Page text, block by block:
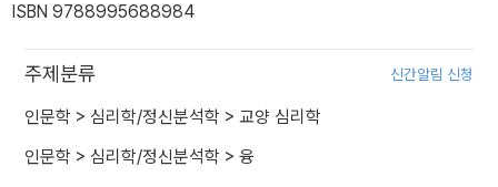
ISBN 9788995688984
주제분류 신간알림 신청
인문학 > 심리학/정신분석학 > 교양 심리학
인문학 > 심리학/정신분석학 > 융